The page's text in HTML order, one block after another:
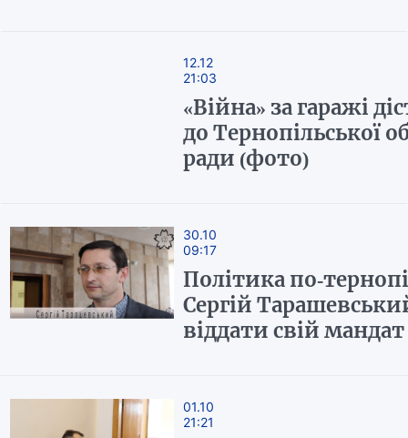
12.12
21:03
«Війна» за гаражі
до Тернопільської
ради (фото)
30.10
09:17
Політика по-
Сергій
віддати свій
01.10
21:21